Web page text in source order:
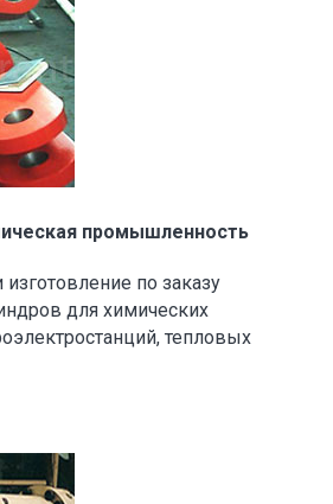
промышленность
по заказу
для химических
тепловых